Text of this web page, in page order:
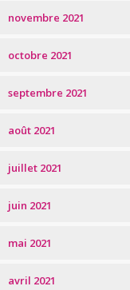
novembre 2021
octobre 2021
septembre 2021
août 2021
juillet 2021
juin 2021
mai 2021
avril 2021